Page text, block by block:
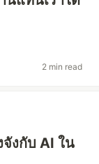
2 min read
งกับ AI ใน